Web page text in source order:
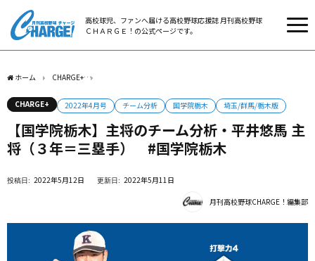
高校球児、ファンへ届ける高校野球応援誌 月刊高校野球
ＣＨＡＲＧＥ！の公式ページです。
ホーム CHARGE+
CHARGE+ 2022年4月号 チーム分析 国学院栃木 埼玉/群馬/栃木版
【国学院栃木】主将のチーム分析・平井悠馬 主
将（３年＝三塁手） #国学院栃木
2022年5月12日 2022年5月11日
月刊高校野球CHARGE！編集部